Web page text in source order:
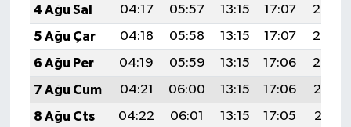
4 Ağu Sal
04:17 05:57 13:15 17:07
20:23
5 Ağu Çar
04:18 05:58 13:15 17:07
20:22
6 Ağu Per
04:19 05:59 13:15 17:06
20:20
7 Ağu Cum
04:21 06:00 13:15 17:06
20:19
8 Ağu Cts
04:22 06:01 13:15 17:05
20:18